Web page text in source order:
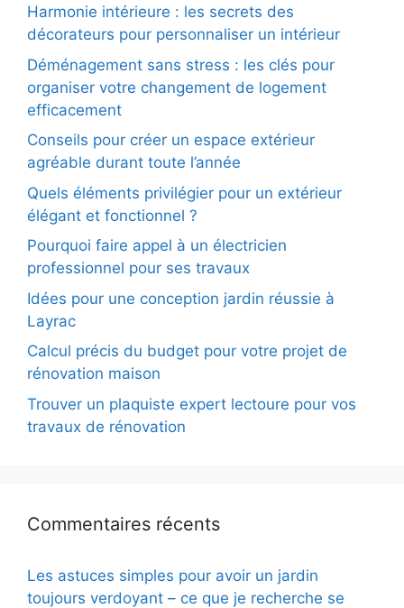
Harmonie intérieure : les secrets des
décorateurs pour personnaliser un intérieur
Déménagement sans stress : les clés pour
organiser votre changement de logement
efficacement
Conseils pour créer un espace extérieur
agréable durant toute l’année
Quels éléments privilégier pour un extérieur
élégant et fonctionnel ?
Pourquoi faire appel à un électricien
professionnel pour ses travaux
Idées pour une conception jardin réussie à
Layrac
Calcul précis du budget pour votre projet de
rénovation maison
Trouver un plaquiste expert lectoure pour vos
travaux de rénovation
Commentaires récents
Les astuces simples pour avoir un jardin
toujours verdoyant – ce que je recherche se